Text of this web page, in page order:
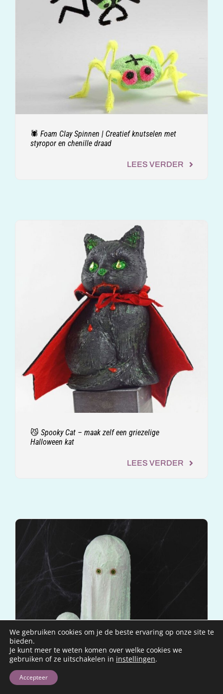
🕷️ Foam Clay Spinnen | Creatief knutselen met
styropor en chenille draad
LEES VERDER
😼 Spooky Cat – maak zelf een griezelige
Halloween kat
LEES VERDER
We gebruiken cookies om je de beste ervaring op onze site te
bieden.
Je kunt meer te weten komen over welke cookies we
gebruiken of ze uitschakelen in instellingen.
Accepteer